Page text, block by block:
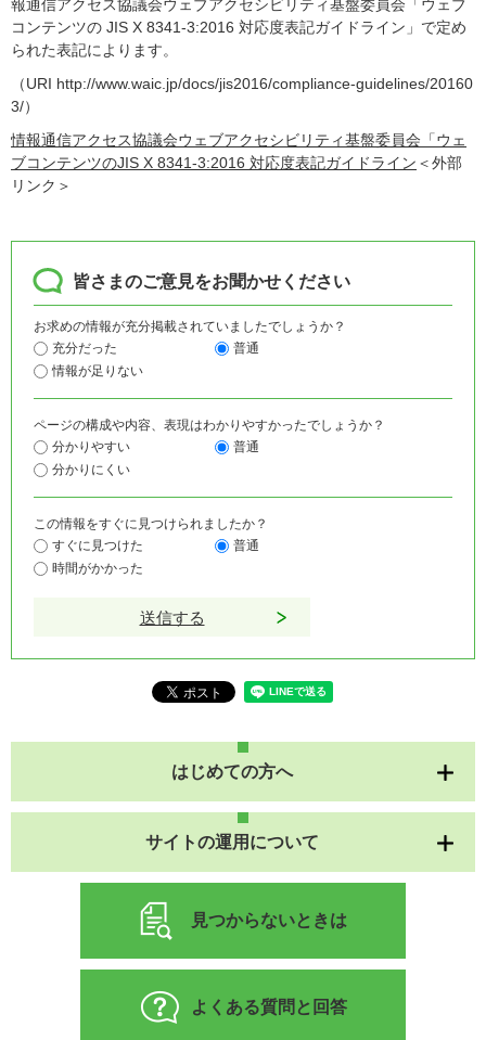
報通信アクセス協議会ウェブアクセシビリティ基盤委員会「ウェブ
コンテンツの JIS X 8341-3:2016 対応度表記ガイドライン」で定め
られた表記によります。
（URI http://www.waic.jp/docs/jis2016/compliance-guidelines/20160
3/）
情報通信アクセス協議会ウェブアクセシビリティ基盤委員会「ウェ
ブコンテンツのJIS X 8341-3:2016 対応度表記ガイドライン ＜外部
リンク＞
皆さまのご意見をお聞かせください
お求めの情報が充分掲載されていましたでしょうか？
充分だった
普通
情報が足りない
ページの構成や内容、表現はわかりやすかったでしょうか？
分かりやすい
普通
分かりにくい
この情報をすぐに見つけられましたか？
すぐに見つけた
普通
時間がかかった
はじめての方へ
サイトの運用について
見つからないときは
よくある質問と回答